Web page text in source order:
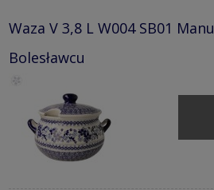
Waza V 3,8 L W004 SB01
Bolesławcu